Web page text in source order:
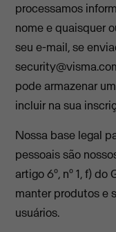
processamos
nome e quaisquer
seu e-mail, se
pode armazenar
incluir na sua
Nossa base legal
pessoais são
artigo 6º, nº 1, f)
manter produtos e
usuários.